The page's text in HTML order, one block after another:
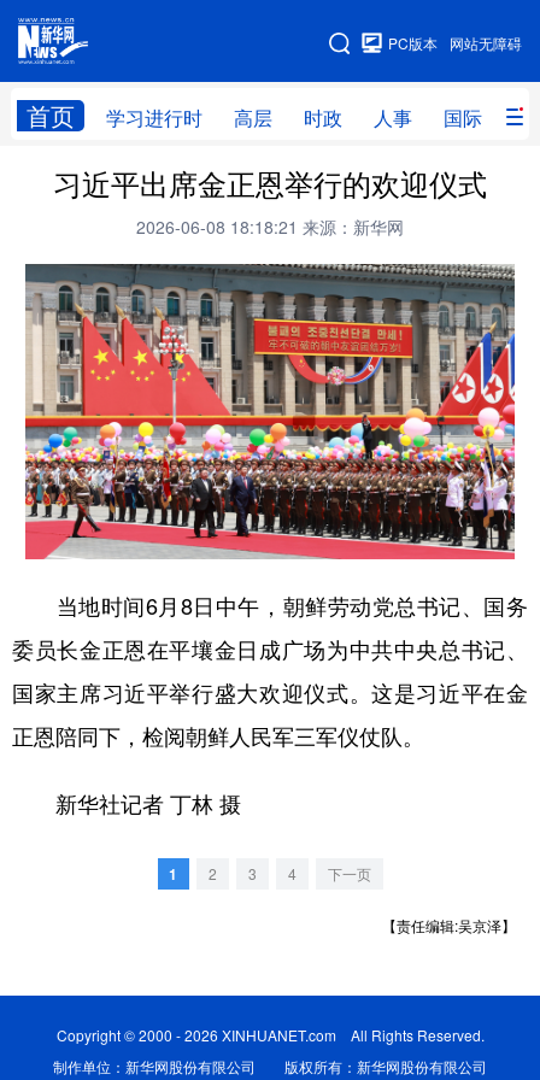
网站无障碍
PC版本
首页 学习进行时 高层 时政 人事 国际 财
网站地图
学习进行时 高层 时政 人事
财经 网评
台湾 思客智库 全球连线 教育
科技 科创 量子 体育
文化 书画 健康 军事
访谈 视频 图片 政务
法律 中央文件 金融 汽车
食品 人居 信息化 数字经济
城市 旅游 能源 会展
彩票 娱乐 时尚 悦读
公益 一带一路 亚太网
文化产业
山西
浙江 安徽 福建 江西
习近平出席金正恩举行的欢迎仪式
2026-06-08 18:18:21 来源：新华网
当地时间6月8日中午，朝鲜劳动党总书记、国务
委员长金正恩在平壤金日成广场为中共中央总书记、
国家主席习近平举行盛大欢迎仪式。这是习近平在金
正恩陪同下，检阅朝鲜人民军三军仪仗队。
新华社记者 丁林 摄
1 2 3 4 下一页
【责任编辑:吴京泽】
Copyright © 2000 - 2026 XINHUANET.com All Rights Reserved.
制作单位：新华网股份有限公司 版权所有：新华网股份有限公司